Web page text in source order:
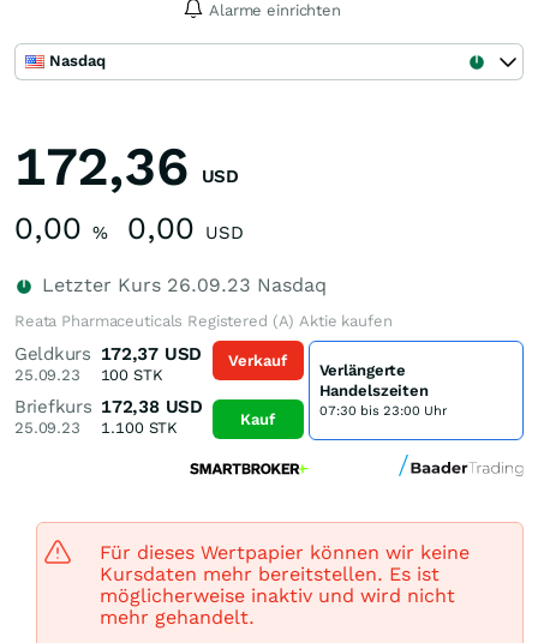
Alarme einrichten
Nasdaq
172,36 USD
0,00 % 0,00 USD
Letzter Kurs 26.09.23 Nasdaq
Reata Pharmaceuticals Registered (A) Aktie kaufen
Geldkurs
25.09.23
172,37 USD
100 STK
Briefkurs
25.09.23
172,38 USD
1.100STK
Verkauf
Kauf
Verlängerte
Handelszeiten
07:30 bis 23:00 Uhr
Für dieses Wertpapier können wir keine
Kursdaten mehr bereitstellen. Es ist
möglicherweise inaktiv und wird nicht
mehr gehandelt.